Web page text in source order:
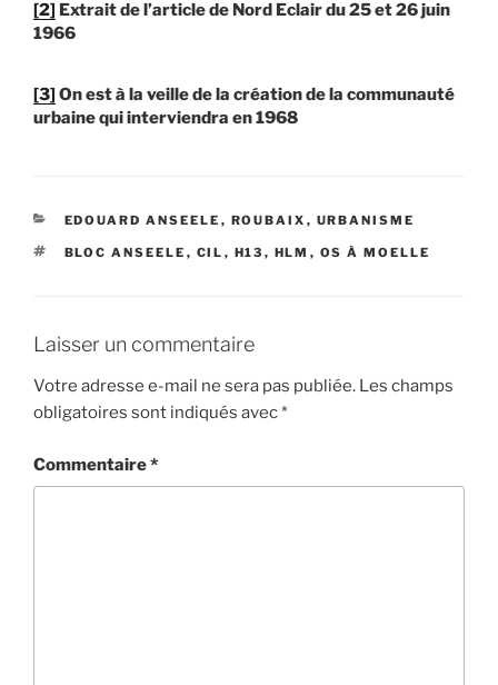
[2] Extrait de l’article de Nord Eclair du 25 et 26 juin
1966
[3] On est à la veille de la création de la communauté
urbaine qui interviendra en 1968
CATÉGORIES
EDOUARD ANSEELE , ROUBAIX , URBANISME
ÉTIQUETTES
BLOC ANSEELE , CIL , H13 , HLM , OS À MOELLE
Laisser un commentaire
Votre adresse e-mail ne sera pas publiée. Les champs
obligatoires sont indiqués avec*
Commentaire*